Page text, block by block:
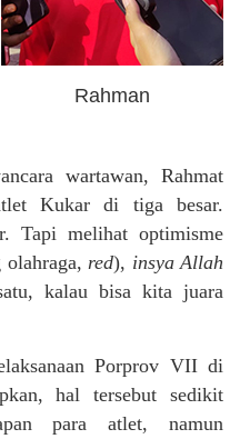
Rahman
wartawan, Rahmat
Kukar di tiga besar.
Tapi melihat optimisme
red), insya Allah
kalau bisa kita juara
Porprov VII di
hal tersebut sedikit
para atlet, namun